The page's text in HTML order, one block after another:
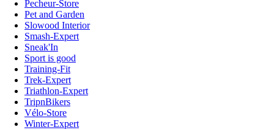
Pecheur-Store
Pet and Garden
Slowood Interior
Smash-Expert
Sneak'In
Sport is good
Training-Fit
Trek-Expert
Triathlon-Expert
TripnBikers
Vélo-Store
Winter-Expert